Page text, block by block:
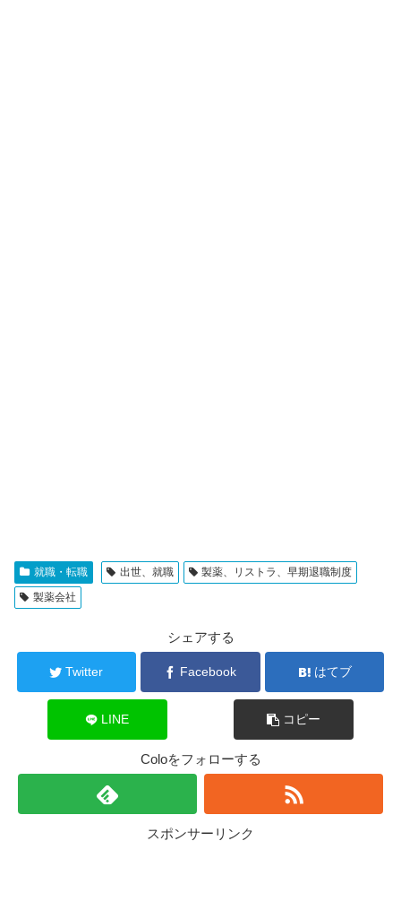
就職・転職 出世、就職
製薬、リストラ、早期退職制度
製薬会社
シェアする
Twitter Facebook はてブ
LINE コピー
Coloをフォローする
スポンサーリンク